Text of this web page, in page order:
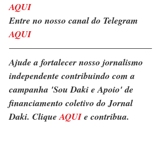
AQUI
Entre no nosso canal do Telegram
AQUI
Ajude a fortalecer nosso jornalismo
independente contribuindo com a
campanha 'Sou Daki e Apoio' de
financiamento coletivo do Jornal
Daki. Clique AQUI e contribua.